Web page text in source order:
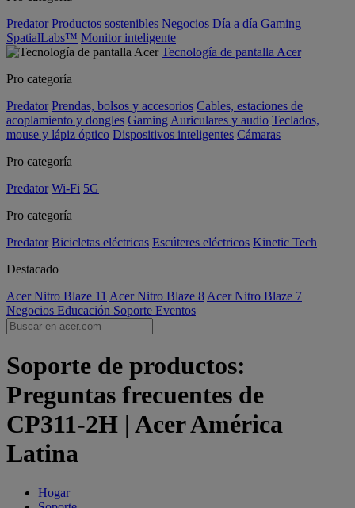
Predator Productos sostenibles Negocios Día a día Gaming
SpatialLabs™ Monitor inteligente
Tecnología de pantalla Acer
Pro categoría
Predator Prendas, bolsos y accesorios Cables, estaciones de
acoplamiento y dongles Gaming Auriculares y audio Teclados,
mouse y lápiz óptico Dispositivos inteligentes Cámaras
Pro categoría
Predator Wi-Fi 5G
Pro categoría
Predator Bicicletas eléctricas Escúteres eléctricos Kinetic Tech
Destacado
Acer Nitro Blaze 11 Acer Nitro Blaze 8 Acer Nitro Blaze 7
Negocios Educación Soporte Eventos
Soporte de productos:
Preguntas frecuentes de
CP311-2H | Acer América
Latina
Hogar